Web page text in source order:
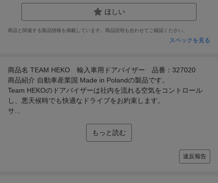
ほしい
商品と関連する製品情報を掲載しています。商品説明も合わせてご確認ください。
スペックを見る
商品名 TEAM HEKO 輸入車用ドアバイザー 品番：327020
商品紹介 自動車産業国 Made in Polandの製品です。
Team HEKOのドアバイザーは社内を流れる空気をコントロール
し、悪天候時でも快適なドライブをお約束します。
サ...
もっと読む
違反報告